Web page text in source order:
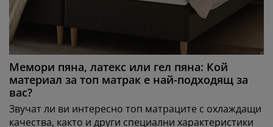
Мемори пяна, латекс или гел пяна: Кой
материал за топ матрак е най-подходящ за
вас?
Звучат ли ви интересно топ матраците с охлаждащи
качества, както и други специални характеристики